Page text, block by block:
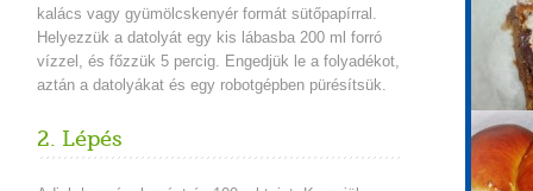
kalács vagy gyümölcskenyér formát sütőpapírral.
Helyezzük a datolyát egy kis lábasba 200 ml forró
vízzel, és főzzük 5 percig. Engedjük le a folyadékot,
aztán a datolyákat és egy robotgépben pürésítsük.
2. Lépés
1
310
8g